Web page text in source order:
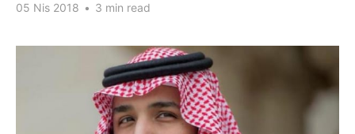
05 Nis 2018 • 3 min read